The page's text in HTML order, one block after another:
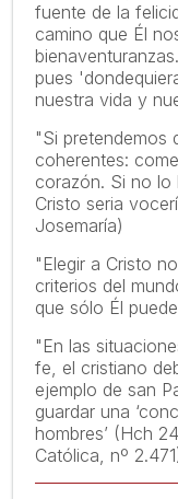
fuente de la
camino que Él
pues
nuestra vida y
"Si pretendemos
coherentes:
corazón. Si no lo
Cristo seria
Josemaría)
"Elegir a Cristo
criterios del
que sólo Él
"En las
fe, el cristiano
ejemplo de san
guardar una
hombres’ (Hch
Católica, nº